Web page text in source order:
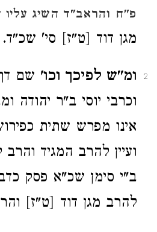
פ"ח והראב"ד השיג
מגן דוד [ט"ז] סי' שכ"ד.
2 ומ"ש לפיכך וכו' שם
וכרבי יוסי ב"ר יהודה
אינו מפרש שתית
ועיין להרב המגיד
ב"י סימן שכ"א פסק
להרב מגן דוד [ט"ז]